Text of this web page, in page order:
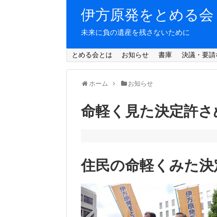
伊方原発をとめる会
未来に負の遺産を残さないために
とめる会とは お知らせ 書庫 決議・要請
ホーム お知らせ
命軽く見た決定許
住民の命軽くみた